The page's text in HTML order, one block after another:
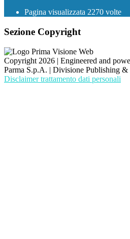
Pagina visualizzata 2270 volte
Sezione Copyright
Copyright 2026 | Engineered and
Parma S.p.A. | Divisione Publishing
Disclaimer trattamento dati personali